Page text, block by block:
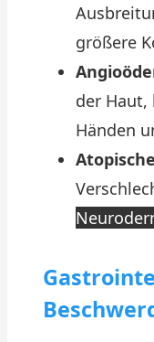
größere
der Haut,
Händen